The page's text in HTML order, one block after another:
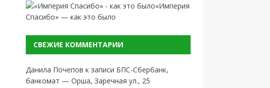
«Империя
Спасибо» — как это было
СВЕЖИЕ КОММЕНТАРИИ
Данила Почепов к записи БПС-Сбербанк,
банкомат — Орша, Заречная ул., 25